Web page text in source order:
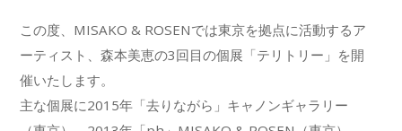
この度、MISAKO & ROSENでは東京を拠点に活動するア
ーティスト、森本美恵の3回目の個展「テリトリー」を開
催いたします。
主な個展に2015年「去りながら」キャノンギャラリー